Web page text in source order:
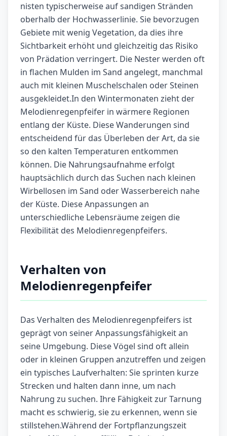
nisten typischerweise auf sandigen Stränden
oberhalb der Hochwasserlinie. Sie bevorzugen
Gebiete mit wenig Vegetation, da dies ihre
Sichtbarkeit erhöht und gleichzeitig das Risiko
von Prädation verringert. Die Nester werden oft
in flachen Mulden im Sand angelegt, manchmal
auch mit kleinen Muschelschalen oder Steinen
ausgekleidet.In den Wintermonaten zieht der
Melodienregenpfeifer in wärmere Regionen
entlang der Küste. Diese Wanderungen sind
entscheidend für das Überleben der Art, da sie
so den kalten Temperaturen entkommen
können. Die Nahrungsaufnahme erfolgt
hauptsächlich durch das Suchen nach kleinen
Wirbellosen im Sand oder Wasserbereich nahe
der Küste. Diese Anpassungen an
unterschiedliche Lebensräume zeigen die
Flexibilität des Melodienregenpfeifers.
Verhalten von
Melodienregenpfeifer
Das Verhalten des Melodienregenpfeifers ist
geprägt von seiner Anpassungsfähigkeit an
seine Umgebung. Diese Vögel sind oft allein
oder in kleinen Gruppen anzutreffen und zeigen
ein typisches Laufverhalten: Sie sprinten kurze
Strecken und halten dann inne, um nach
Nahrung zu suchen. Ihre Fähigkeit zur Tarnung
macht es schwierig, sie zu erkennen, wenn sie
stillstehen.Während der Fortpflanzungszeit